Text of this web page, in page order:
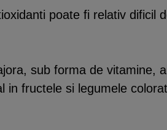
poate fi relativ dificil
sub forma de vitamine,
in fructele si legumele